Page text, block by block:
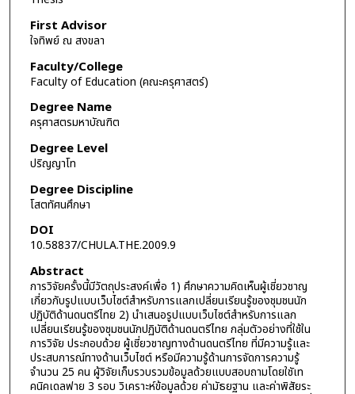
First Advisor
ใจทิพย์ ณ สงขลา
Faculty/College
Faculty of Education (คณะครุศาสตร์)
Degree Name
ครุศาสตรมหาบัณฑิต
Degree Level
ปริญญาโท
Degree Discipline
โสตทัศนศึกษา
DOI
10.58837/CHULA.THE.2009.9
Abstract
การวิจัยครั้งนี้มีวัตถุประสงค์เพื่อ 1) ศึกษาความคิดเห็นผู้เชี่ยวชาญ
เกี่ยวกับรูปแบบเว็บไซต์สำหรับการแลกเปลี่ยนเรียนรู้ของชุมชนนัก
ปฏิบัติด้านดนตรีไทย 2) นำเสนอรูปแบบเว็บไซต์สำหรับการแลก
เปลี่ยนเรียนรู้ของชุมชนนักปฏิบัติด้านดนตรีไทย กลุ่มตัวอย่างที่ใช้ใน
การวิจัย ประกอบด้วย ผู้เชี่ยวชาญทางด้านดนตรีไทย ที่มีความรู้และ
ประสบการณ์ทางด้านเว็บไซต์ หรือมีความรู้ด้านการจัดการความรู้
จำนวน 25 คน ผู้วิจัยเก็บรวบรวมข้อมูลด้วยแบบสอบถามโดยใชัเท
คนิคเดลฟาย 3 รอบ วิเคราะห์ข้อมูลด้วย ค่ามัธยฐาน และค่าพิสัยระ